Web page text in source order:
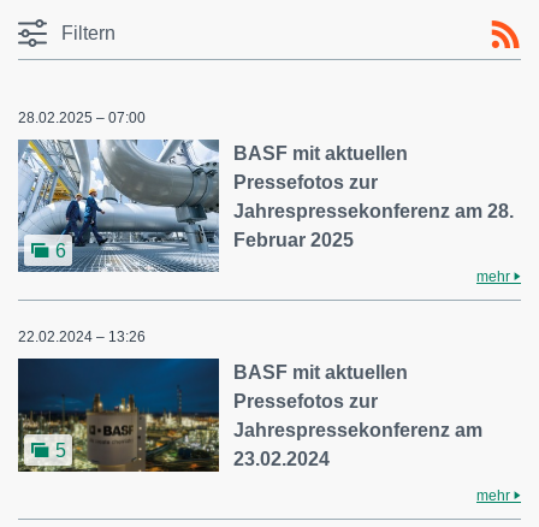
Filtern
28.02.2025 – 07:00
6
BASF mit aktuellen
Pressefotos zur
Jahrespressekonferenz am 28.
Februar 2025
mehr
22.02.2024 – 13:26
5
BASF mit aktuellen
Pressefotos zur
Jahrespressekonferenz am
23.02.2024
mehr